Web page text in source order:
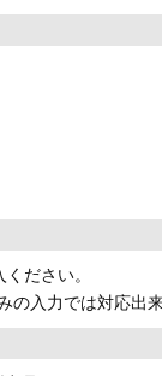
ださい。
入力では対応出